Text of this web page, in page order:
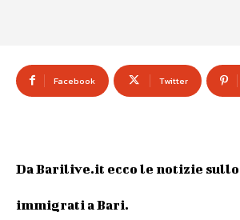
Facebook Twitter
Da Barilive.it ecco le notizie
immigrati a Bari.